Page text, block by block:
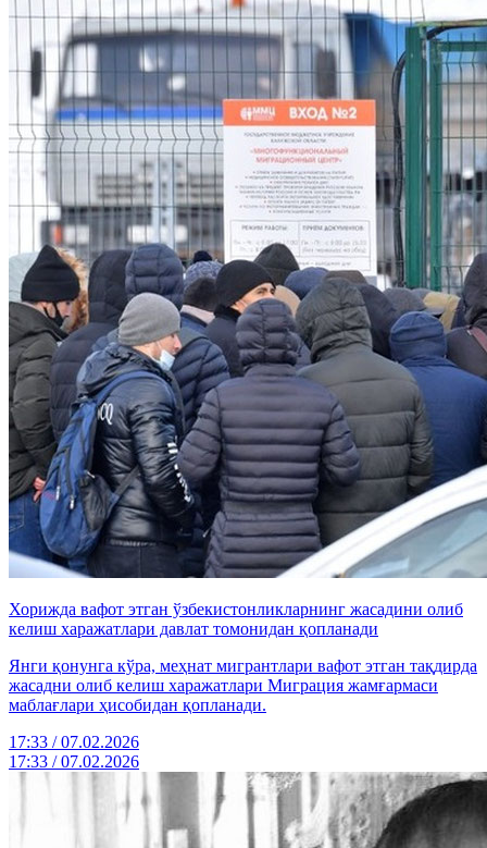
Хорижда вафот этган ўзбекистонликларнинг жасадини олиб
келиш харажатлари давлат томонидан қопланади
Янги қонунга кўра, меҳнат мигрантлари вафот этган тақдирда
жасадни олиб келиш харажатлари Миграция жамғармаси
маблағлари ҳисобидан қопланади.
17:33 / 07.02.2026
17:33 / 07.02.2026